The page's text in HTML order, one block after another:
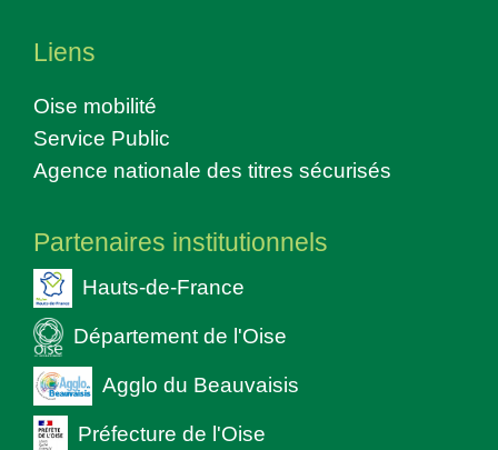
Liens
Oise mobilité
Service Public
Agence nationale des titres sécurisés
Partenaires institutionnels
Hauts-de-France
Département de l'Oise
Agglo du Beauvaisis
Préfecture de l'Oise